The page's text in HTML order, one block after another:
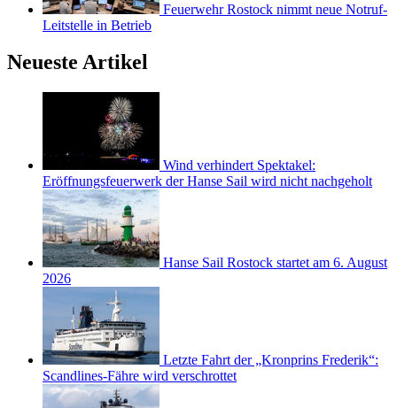
Feuerwehr Rostock nimmt neue Notruf-
Leitstelle in Betrieb
Neueste Artikel
Wind verhindert Spektakel:
Eröffnungsfeuerwerk der Hanse Sail wird nicht nachgeholt
Hanse Sail Rostock startet am 6. August
2026
Letzte Fahrt der „Kronprins Frederik“:
Scandlines-Fähre wird verschrottet